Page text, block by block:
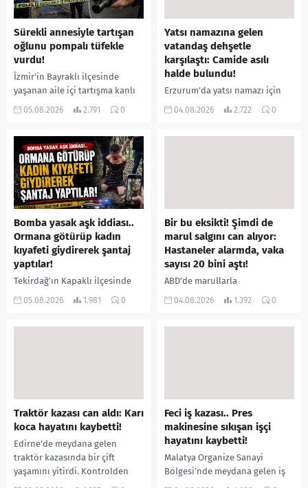
Sürekli annesiyle tartışan
oğlunu pompalı tüfekle
vurdu!
İzmir’in Bayraklı ilçesinde
yaşanan aile içi tartışma kanlı
bitti. İddiaya göre, uzun süredir
05.08.2026 2.791 0
Yatsı namazına gelen
vatandaş dehşetle
karşılaştı: Camide asılı
halde bulundu!
Erzurum’da yatsı namazı için
camiye gelen bir vatandaş,
04.08.2026 2.722 0
Bomba yasak aşk iddiası..
Ormana götürüp kadın
kıyafeti giydirerek şantaj
yaptılar!
Tekirdağ’ın Kapaklı ilçesinde
bir kişiyi, arkadaşının eşiyle
05.08.2026 1.981 0
Bir bu eksikti! Şimdi de
marul salgını can alıyor:
Hastaneler alarmda, vaka
sayısı 20 bini aştı!
ABD’de marullarla
ilişkilendirilen siklospora
04.08.2026 1.392 0
Traktör kazası can aldı: Karı
koca hayatını kaybetti!
Edirne’de meydana gelen
traktör kazasında bir çift
yaşamını yitirdi. Kontrolden
çıkarak devrilen traktörün
Feci iş kazası.. Pres
makinesine sıkışan işçi
hayatını kaybetti!
Malatya Organize Sanayi
Bölgesi’nde meydana gelen iş
kazasında, pres makinesine